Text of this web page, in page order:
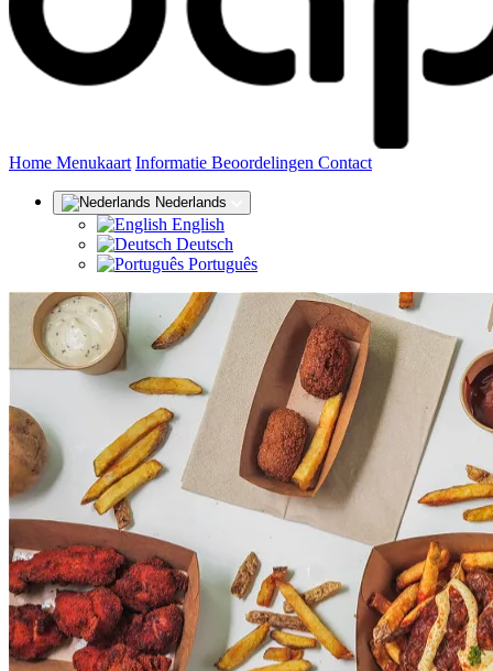
Home (huidige)
Menukaart Informatie Beoordelingen Contact
Nederlands
English
Deutsch
Português